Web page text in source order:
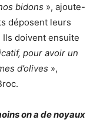
bidons », ajoute-
déposent leurs
doivent ensuite
pour avoir un
d’olives »,
on a de noyaux